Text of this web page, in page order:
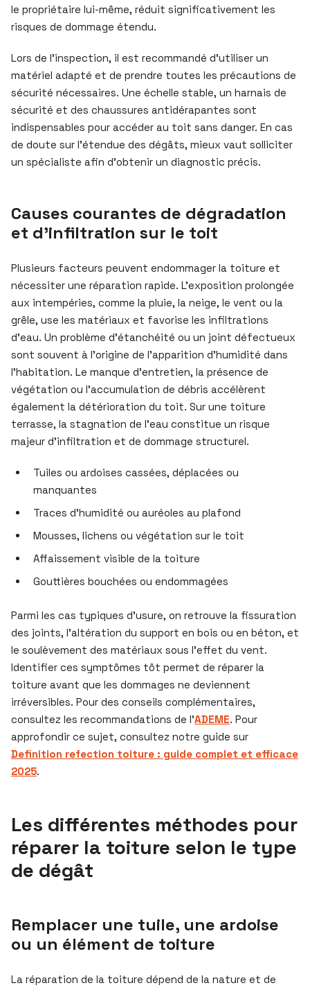
le propriétaire lui-même, réduit significativement les
risques de dommage étendu.
Lors de l’inspection, il est recommandé d’utiliser un
matériel adapté et de prendre toutes les précautions de
sécurité nécessaires. Une échelle stable, un harnais de
sécurité et des chaussures antidérapantes sont
indispensables pour accéder au toit sans danger. En cas
de doute sur l’étendue des dégâts, mieux vaut solliciter
un spécialiste afin d’obtenir un diagnostic précis.
Causes courantes de dégradation
et d’infiltration sur le toit
Plusieurs facteurs peuvent endommager la toiture et
nécessiter une réparation rapide. L’exposition prolongée
aux intempéries, comme la pluie, la neige, le vent ou la
grêle, use les matériaux et favorise les infiltrations
d’eau. Un problème d’étanchéité ou un joint défectueux
sont souvent à l’origine de l’apparition d’humidité dans
l’habitation. Le manque d’entretien, la présence de
végétation ou l’accumulation de débris accélèrent
également la détérioration du toit. Sur une toiture
terrasse, la stagnation de l’eau constitue un risque
majeur d’infiltration et de dommage structurel.
Tuiles ou ardoises cassées, déplacées ou
manquantes
Traces d’humidité ou auréoles au plafond
Mousses, lichens ou végétation sur le toit
Affaissement visible de la toiture
Gouttières bouchées ou endommagées
Parmi les cas typiques d’usure, on retrouve la fissuration
des joints, l’altération du support en bois ou en béton, et
le soulèvement des matériaux sous l’effet du vent.
Identifier ces symptômes tôt permet de réparer la
toiture avant que les dommages ne deviennent
irréversibles. Pour des conseils complémentaires,
consultez les recommandations de l’ADEME. Pour
approfondir ce sujet, consultez notre guide sur
Definition refection toiture : guide complet et efficace
2025.
Les différentes méthodes pour
réparer la toiture selon le type
de dégât
Remplacer une tuile, une ardoise
ou un élément de toiture
La réparation de la toiture dépend de la nature et de